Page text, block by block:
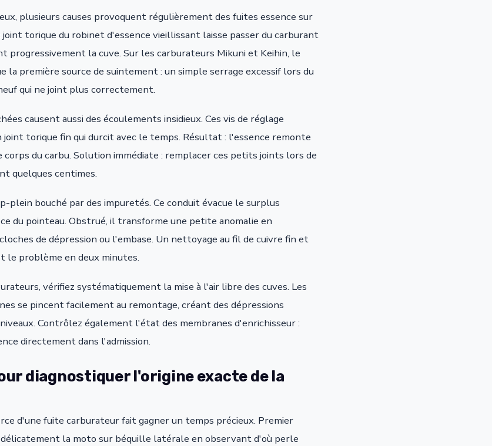
plusieurs causes provoquent régulièrement des fuites essence sur
torique du robinet d'essence vieillissant laisse passer du carburant
progressivement la cuve. Sur les carburateurs Mikuni et Keihin, le
la première source de suintement : un simple serrage excessif lors du
qui ne joint plus correctement.
causent aussi des écoulements insidieux. Ces vis de réglage
torique fin qui durcit avec le temps. Résultat : l'essence remonte
du carbu. Solution immédiate : remplacer ces petits joints lors de
quelques centimes.
plein bouché par des impuretés. Ce conduit évacue le surplus
du pointeau. Obstrué, il transforme une petite anomalie en
de dépression ou l'embase. Un nettoyage au fil de cuivre fin et
problème en deux minutes.
vérifiez systématiquement la mise à l'air libre des cuves. Les
se pincent facilement au remontage, créant des dépressions
Contrôlez également l'état des membranes d'enrichisseur :
directement dans l'admission.
diagnostiquer l'origine exacte de la
d'une fuite carburateur fait gagner un temps précieux. Premier
délicatement la moto sur béquille latérale en observant d'où perle